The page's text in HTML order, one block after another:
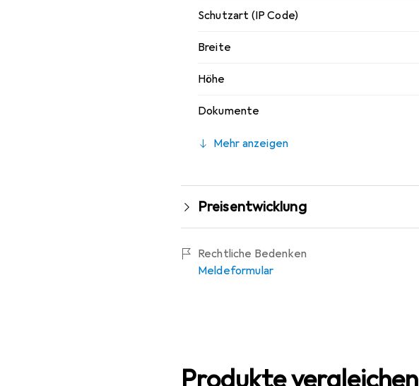
Schutzart (IP Code)
Breite
Höhe
Dokumente
Mehr anzeigen
Preisentwicklung
Rechtliche Bedenken
Meldeformular